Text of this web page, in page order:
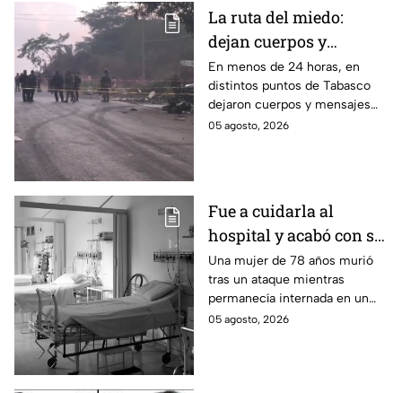
La ruta del miedo:
dejan cuerpos y
mensajes criminales
en carreteras de
Tabasco en un solo día
En menos de 24 horas, en
distintos puntos de Tabasco
dejaron cuerpos y mensajes
criminales en varias carreteras
05 agosto, 2026
Fue a cuidarla al
hospital y acabó con su
vida: Hombre habría
asfixiado a su suegra
mientras estaba
internada en Veracruz
Una mujer de 78 años murió
tras un ataque mientras
permanecía internada en un
hospital de Veracruz;
05 agosto, 2026